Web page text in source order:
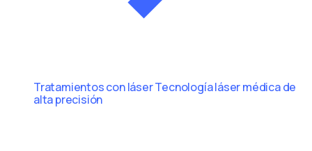
Tratamientos con láserTecnología láser médica de
alta precisión